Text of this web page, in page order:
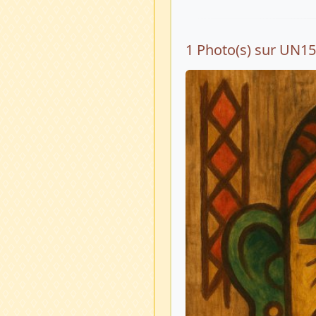
1 Photo(s) sur